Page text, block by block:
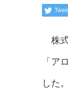
株式
「ア
した